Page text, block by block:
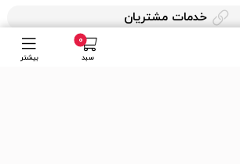
0
سبد بیشتر
خدمات مشتریان